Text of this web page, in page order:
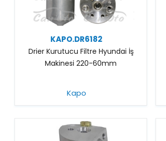
KAPO.DR6182
Drier Kurutucu Filtre Hyundai İş
Makinesi 220-60mm
Kapo